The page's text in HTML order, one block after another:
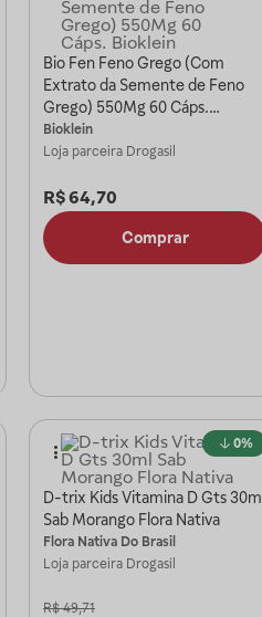
Bio Fen Feno Grego (Com
Extrato da Semente de Feno
Grego) 550Mg 60 Cáps.
Bioklein
Bioklein
Loja parceira Drogasil
R$64,70
Comprar
0%
D-trix Kids Vitamina D Gts 30ml
Sab Morango Flora Nativa
Flora Nativa Do Brasil
Loja parceira Drogasil
R$ 49,71